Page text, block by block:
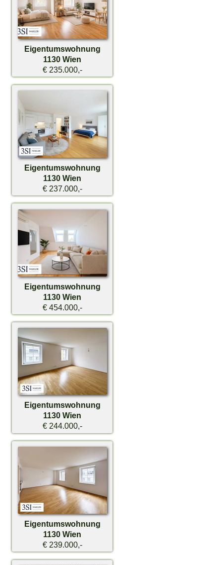
Eigentumswohnung
1130 Wien
€ 235.000,-
Eigentumswohnung
1130 Wien
€ 237.000,-
Eigentumswohnung
1130 Wien
€ 454.000,-
Eigentumswohnung
1130 Wien
€ 244.000,-
Eigentumswohnung
1130 Wien
€ 239.000,-